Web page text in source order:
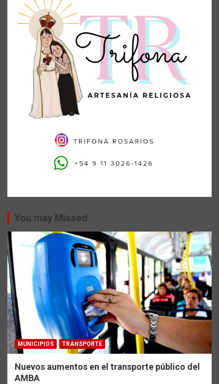
You may Missed
MUNICIPIOS TRANSPORTE
Nuevos aumentos en el transporte público del
AMBA